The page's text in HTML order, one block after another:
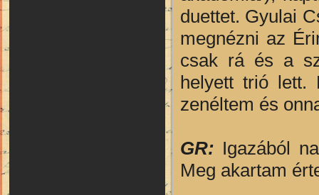
duettet. Gyulai
megnézni az
csak rá és a
helyett trió lett.
zenéltem és
GR: Igazából
Meg akartam